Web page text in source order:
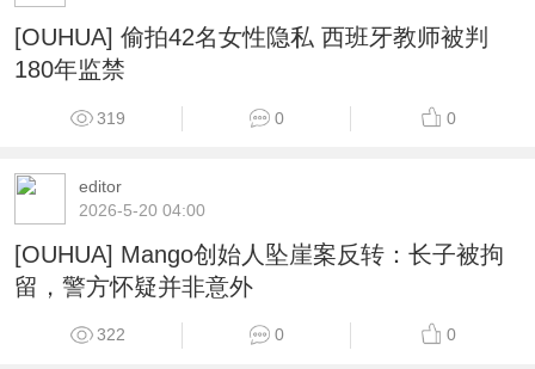
[OUHUA] 偷拍42名女性隐私 西班牙教师被判
180年监禁
319 0 0
editor
2026-5-20 04:00
[OUHUA] Mango创始人坠崖案反转：长子被拘
留，警方怀疑并非意外
322 0 0